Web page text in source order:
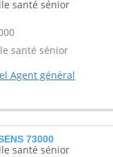
santé sénior
santé sénior
Agent général
73000
santé sénior